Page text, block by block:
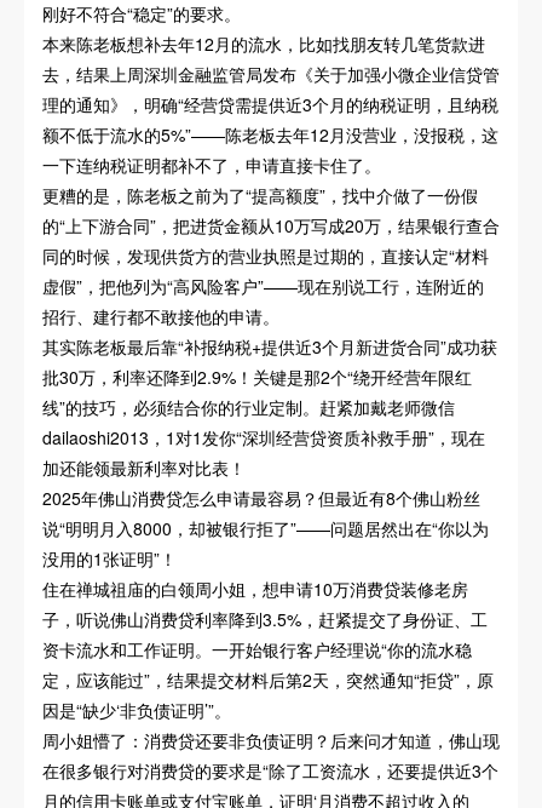
刚好不符合“稳定”的要求。
本来陈老板想补去年12月的流水，比如找朋友转几笔货款进
去，结果上周深圳金融监管局发布《关于加强小微企业信贷管
理的通知》，明确“经营贷需提供近3个月的纳税证明，且纳税
额不低于流水的5%”——陈老板去年12月没营业，没报税，这
一下连纳税证明都补不了，申请直接卡住了。
更糟的是，陈老板之前为了“提高额度”，找中介做了一份假
的“上下游合同”，把进货金额从10万写成20万，结果银行查合
同的时候，发现供货方的营业执照是过期的，直接认定“材料
虚假”，把他列为“高风险客户”——现在别说工行，连附近的
招行、建行都不敢接他的申请。
其实陈老板最后靠“补报纳税+提供近3个月新进货合同”成功获
批30万，利率还降到2.9%！关键是那2个“绕开经营年限红
线”的技巧，必须结合你的行业定制。赶紧加戴老师微信
dailaoshi2013，1对1发你“深圳经营贷资质补救手册”，现在
加还能领最新利率对比表！
2025年佛山消费贷怎么申请最容易？但最近有8个佛山粉丝
说“明明月入8000，却被银行拒了”——问题居然出在“你以为
没用的1张证明”！
住在禅城祖庙的白领周小姐，想申请10万消费贷装修老房
子，听说佛山消费贷利率降到3.5%，赶紧提交了身份证、工
资卡流水和工作证明。一开始银行客户经理说“你的流水稳
定，应该能过”，结果提交材料后第2天，突然通知“拒贷”，原
因是“缺少‘非负债证明’”。
周小姐懵了：消费贷还要非负债证明？后来问才知道，佛山现
在很多银行对消费贷的要求是“除了工资流水，还要提供近3个
月的信用卡账单或支付宝账单，证明‘月消费不超过收入的